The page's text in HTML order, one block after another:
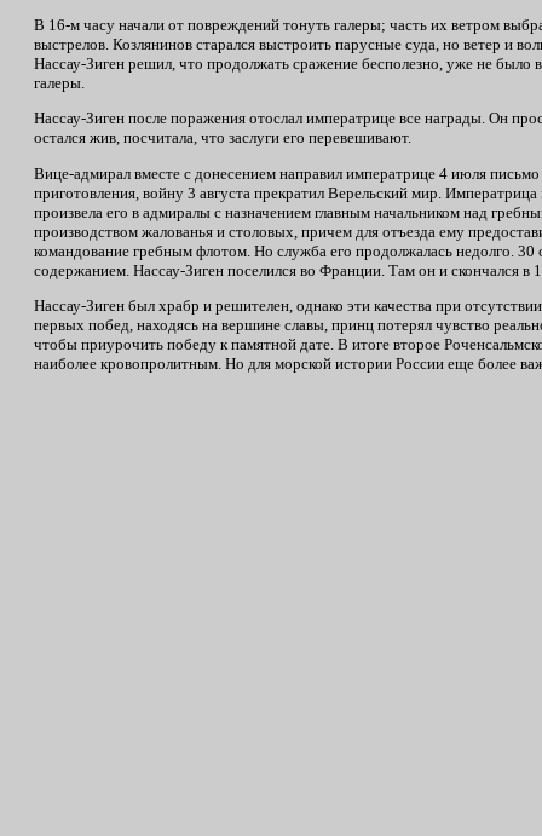
В 16-м часу начали от повреждений тонуть галеры; часть их ветром
выстрелов. Козлянинов старался выстроить парусные суда, но ветер и
Нассау-Зиген решил, что продолжать сражение бесполезно, уже не
галеры.
Нассау-Зиген после поражения отослал императрице все награды. Он
остался жив, посчитала, что заслуги его перевешивают.
Вице-адмирал вместе с донесением направил императрице 4 июля
приготовления, войну 3 августа прекратил Верельский мир.
произвела его в адмиралы с назначением главным начальником над
производством жалованья и столовых, причем для отъезда ему
командование гребным флотом. Но служба его продолжалась недолго.
содержанием. Нассау-Зиген поселился во Франции. Там он и скончался в
Нассау-Зиген был храбр и решителен, однако эти качества при
первых побед, находясь на вершине славы, принц потерял чувство
чтобы приурочить победу к памятной дате. В итоге второе
наиболее кровопролитным. Но для морской истории России еще более